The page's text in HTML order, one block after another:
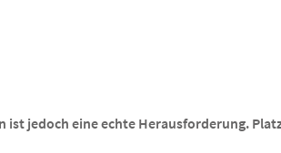
ist jedoch eine echte Herausforderung.